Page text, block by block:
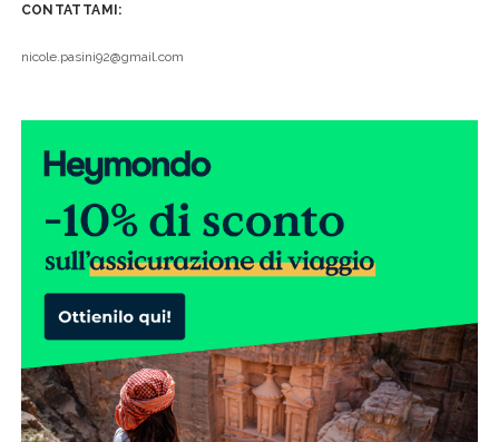
CONTATTAMI:
nicole.pasini92@gmail.com